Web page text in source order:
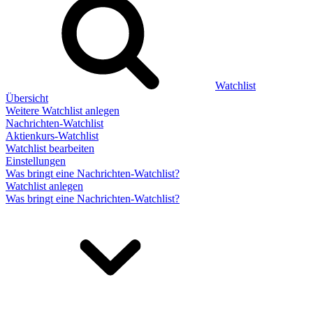
Watchlist
Übersicht
Weitere Watchlist anlegen
Nachrichten-Watchlist
Aktienkurs-Watchlist
Watchlist bearbeiten
Einstellungen
Was bringt eine Nachrichten-Watchlist?
Watchlist anlegen
Was bringt eine Nachrichten-Watchlist?